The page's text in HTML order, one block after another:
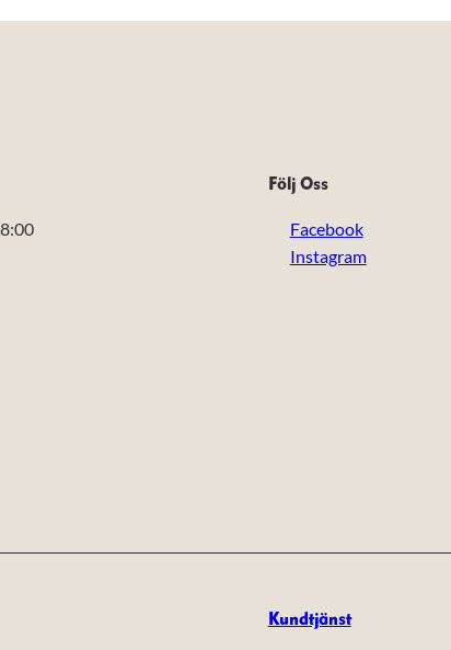
Följ Oss
Facebook
Instagram
Kundtjänst